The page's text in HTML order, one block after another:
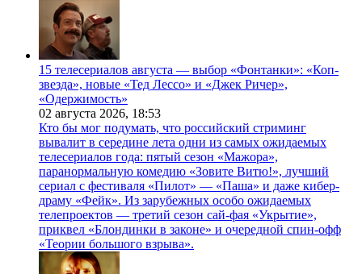
15 телесериалов августа — выбор «Фонтанки»: «Коп-
звезда», новые «Тед Лессо» и «Джек Ричер»,
«Одержимость»
02 августа 2026, 18:53
Кто бы мог подумать, что российский стриминг
вывалит в середине лета одни из самых ожидаемых
телесериалов года: пятый сезон «Мажора»,
паранормальную комедию «Зовите Витю!», лучший
сериал с фестиваля «Пилот» — «Паша» и даже кибер-
драму «Фейк». Из зарубежных особо ожидаемых
телепроектов — третий сезон сай-фая «Укрытие»,
приквел «Блондинки в законе» и очередной спин-офф
«Теории большого взрыва».